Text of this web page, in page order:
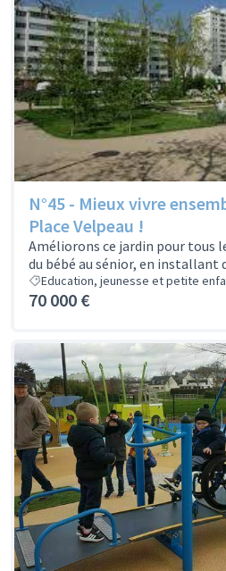
N°45 - Mieux vivre
Place Velpeau !
Améliorons ce jardin pour tous
du bébé au sénior, en installant
Education, jeunesse et petite
70 000 €